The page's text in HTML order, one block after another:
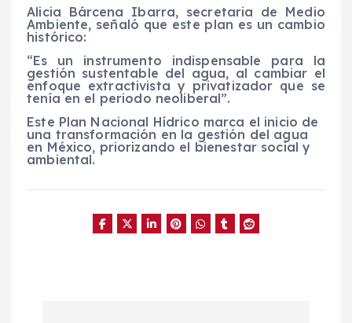
Alicia Bárcena Ibarra, secretaria de Medio
Ambiente, señaló que este plan es un cambio
histórico:
“Es un instrumento indispensable para la
gestión sustentable del agua, al cambiar el
enfoque extractivista y privatizador que se
tenía en el periodo neoliberal”.
Este Plan Nacional Hídrico marca el inicio de
una transformación en la gestión del agua
en México, priorizando el bienestar social y
ambiental.